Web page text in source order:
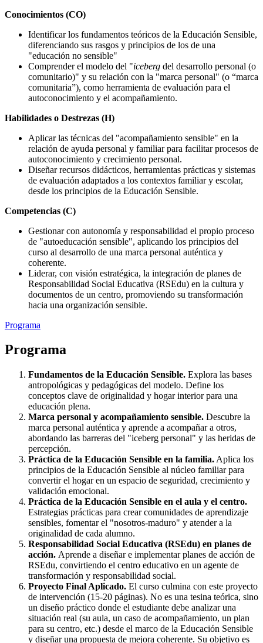
Conocimientos (CO)
Identificar los fundamentos teóricos de la Educación Sensible,
diferenciando sus rasgos y principios de los de una
"educación no sensible"
Comprender el modelo del "iceberg del desarrollo personal (o
comunitario)" y su relación con la "marca personal" (o “marca
comunitaria”), como herramienta de evaluación para el
autoconocimiento y el acompañamiento.
Habilidades o Destrezas (H)
Aplicar las técnicas del "acompañamiento sensible" en la
relación de ayuda personal y familiar para facilitar procesos de
autoconocimiento y crecimiento personal.
Diseñar recursos didácticos, herramientas prácticas y sistemas
de evaluación adaptados a los contextos familiar y escolar,
desde los principios de la Educación Sensible.
Competencias (C)
Gestionar con autonomía y responsabilidad el propio proceso
de "autoeducación sensible", aplicando los principios del
curso al desarrollo de una marca personal auténtica y
coherente.
Liderar, con visión estratégica, la integración de planes de
Responsabilidad Social Educativa (RSEdu) en la cultura y
documentos de un centro, promoviendo su transformación
hacia una organización sensible.
Programa
Programa
Fundamentos de la Educación Sensible. Explora las bases
antropológicas y pedagógicas del modelo. Define los
conceptos clave de originalidad y hogar interior para una
educación plena.
Marca personal y acompañamiento sensible. Descubre la
marca personal auténtica y aprende a acompañar a otros,
abordando las barreras del "iceberg personal" y las heridas de
percepción.
Práctica de la Educación Sensible en la familia. Aplica los
principios de la Educación Sensible al núcleo familiar para
convertir el hogar en un espacio de seguridad, crecimiento y
validación emocional.
Práctica de la Educación Sensible en el aula y el centro.
Estrategias prácticas para crear comunidades de aprendizaje
sensibles, fomentar el "nosotros-maduro" y atender a la
originalidad de cada alumno.
Responsabilidad Social Educativa (RSEdu) en planes de
acción. Aprende a diseñar e implementar planes de acción de
RSEdu, convirtiendo el centro educativo en un agente de
transformación y responsabilidad social.
Proyecto Final Aplicado. El curso culmina con este proyecto
de intervención (15-20 páginas). No es una tesina teórica, sino
un diseño práctico donde el estudiante debe analizar una
situación real (su aula, un caso de acompañamiento, un plan
para su centro, etc.) desde el marco de la Educación Sensible
y diseñar una propuesta de mejora coherente. Su objetivo es